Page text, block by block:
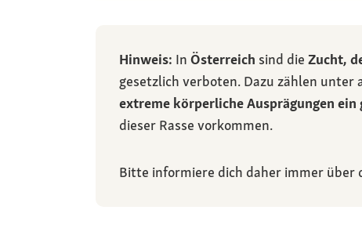
Hinweis: In Österreich sind die Zucht,
gesetzlich verboten. Dazu zählen unter
extreme körperliche Ausprägungen
dieser Rasse vorkommen.
Bitte informiere dich daher immer über